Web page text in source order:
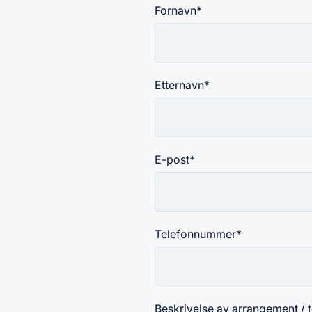
Fornavn*
Etternavn*
E-post*
Telefonnummer*
Beskrivelse av arrangement /